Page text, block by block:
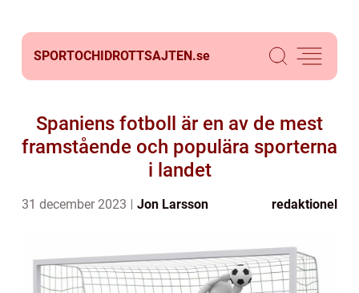
SPORTOCHIDROTTSAJTEN.se
Spaniens fotboll är en av de mest
framstående och populära sporterna
i landet
31 december 2023 Jon Larsson redaktionel